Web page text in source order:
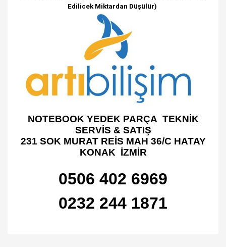
Edilicek Miktardan Düşülür)
NOTEBOOK YEDEK PARÇA TEKNİK
SERVİS & SATIŞ
231 SOK MURAT REİS MAH 36/C HATAY
KONAK İZMİR
0506 402 6969
0232 244 1871